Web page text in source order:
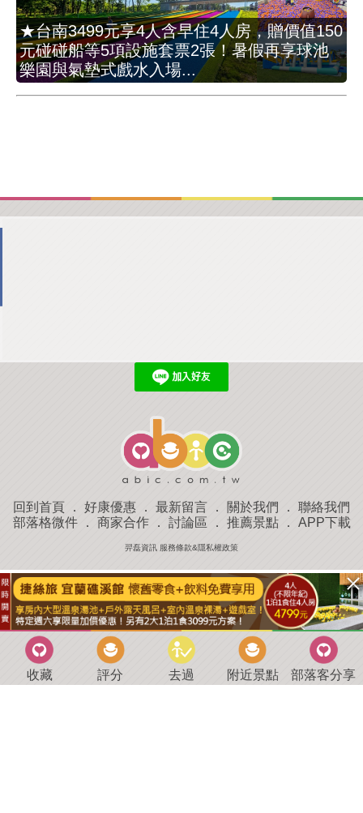
★台南3499元享4人含早住4人房，贈價值150
元碰碰船等5項設施套票2張！暑假再享球池
樂園與氣墊式戲水入場...
回到首頁 ． 好康優惠 ． 最新留言 ． 關於我們 ． 聯絡我們
部落格微件． 商家合作． 討論區 ． 推薦景點． APP下載
羿磊資訊 服務條款&隱私權政策
收藏 評分 去過 附近景點 部落客分享